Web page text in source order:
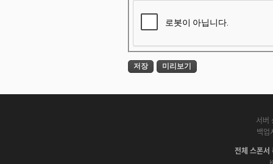
서버
백업
전체 스폰서